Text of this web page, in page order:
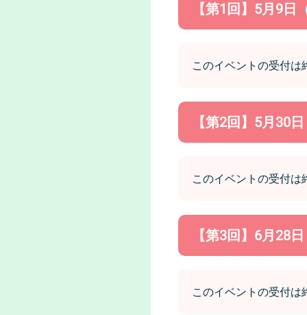
【第1回】5月9日
このイベントの受付は
【第2回】5月30
このイベントの受付は
【第3回】6月28
このイベントの受付は